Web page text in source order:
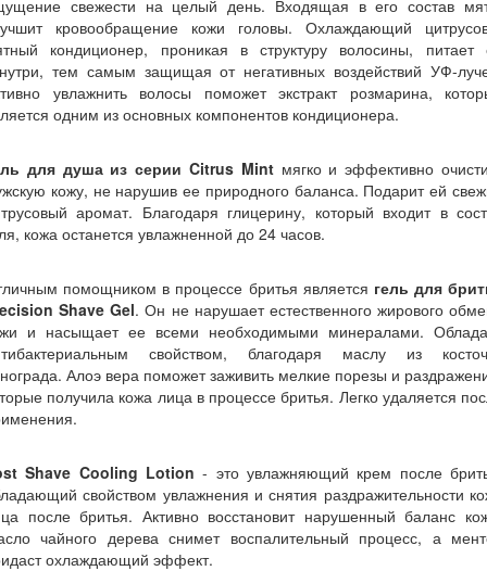
свежести на целый день. Входящая в его состав
кровообращение кожи головы. Охлаждающий
кондиционер, проникая в структуру волосины, питает
тем самым защищая от негативных воздействий УФ-
увлажнить волосы поможет экстракт розмарина,
одним из основных компонентов кондиционера.
для душа из серии Citrus Mintмягко и эффективно
кожу, не нарушив ее природного баланса. Подарит ей
аромат. Благодаря глицерину, который входит в
кожа останется увлажненной до 24 часов.
помощником в процессе бритья является гель для
Shave Gel. Он не нарушает естественного жирового
и насыщает ее всеми необходимыми минералами.
свойством, благодаря маслу из
Алоэ вера поможет заживить мелкие порезы и
получила кожа лица в процессе бритья. Легко удаляется
Shave Cooling Lotion - это увлажняющий крем после
свойством увлажнения и снятия раздражительности
после бритья. Активно восстановит нарушенный баланс
чайного дерева снимет воспалительный процесс, а
охлаждающий эффект.